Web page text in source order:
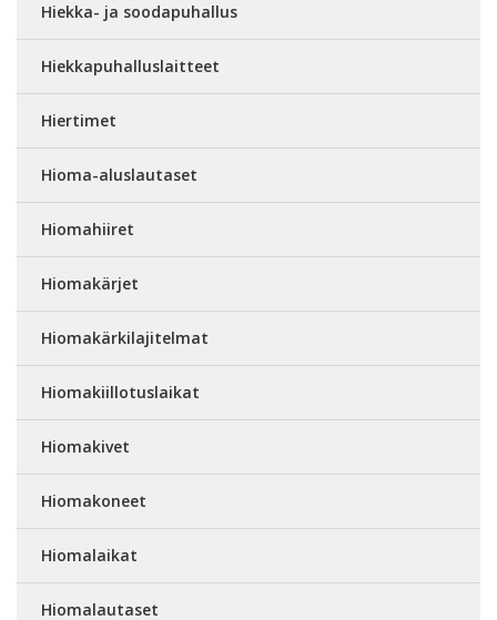
Hiekka- ja soodapuhallus
Hiekkapuhalluslaitteet
Hiertimet
Hioma-aluslautaset
Hiomahiiret
Hiomakärjet
Hiomakärkilajitelmat
Hiomakiillotuslaikat
Hiomakivet
Hiomakoneet
Hiomalaikat
Hiomalautaset